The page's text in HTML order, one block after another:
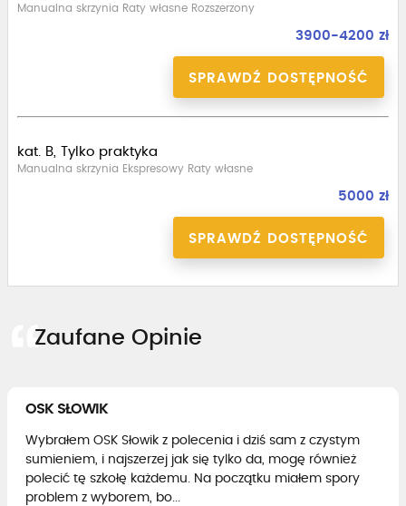
Manualna skrzynia Raty własne Rozszerzony
3900-4200 zł
SPRAWDŹ DOSTĘPNOŚĆ
kat. B, Tylko praktyka
Manualna skrzynia Ekspresowy Raty własne
5000 zł
SPRAWDŹ DOSTĘPNOŚĆ
Zaufane Opinie
OSK SŁOWIK
Wybrałem OSK Słowik z polecenia i dziś sam z czystym
sumieniem, i najszerzej jak się tylko da, mogę również
polecić tę szkołę każdemu. Na początku miałem spory
problem z wyborem, bo...